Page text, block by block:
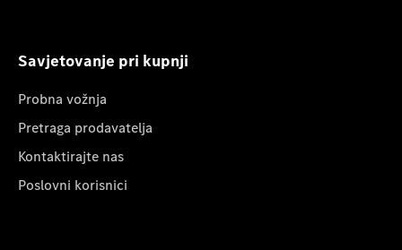
Savjetovanje pri kupnji
Probna vožnja
Pretraga prodavatelja
Kontaktirajte nas
Poslovni korisnici